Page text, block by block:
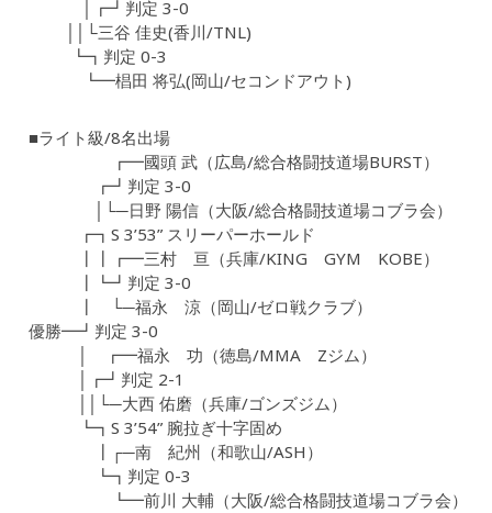
│┏┛判定 3-0
││└三谷 佳史(香川/TNL)
┗┓判定 0-3
┗━椙田 将弘(岡山/セコンドアウト)
■ライト級/8名出場
┏━國頭 武（広島/総合格闘技道場BURST）
┏┛判定 3-0
│└─日野 陽信（大阪/総合格闘技道場コブラ会）
┏┓S 3’53” スリーパーホールド
┃┃┏━三村 亘（兵庫/KING GYM KOBE）
┃┗┛判定 3-0
┃ └─福永 涼（岡山/ゼロ戦クラブ）
優勝━┛判定 3-0
│ ┏━福永 功（徳島/MMA Zジム）
│┏┛判定 2-1
││└─大西 佑磨（兵庫/ゴンズジム）
┗┓S 3’54” 腕拉ぎ十字固め
┃┌─南 紀州（和歌山/ASH）
┗┓判定 0-3
┗━前川 大輔（大阪/総合格闘技道場コブラ会）